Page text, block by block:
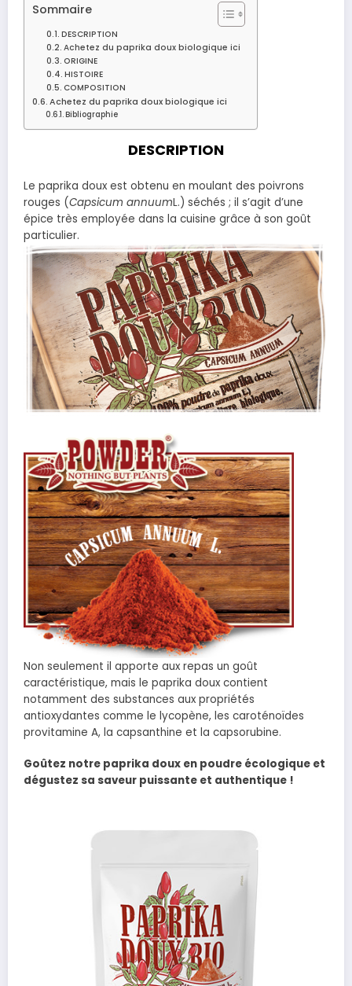
Sommaire
DESCRIPTION
Achetez du paprika doux biologique ici
ORIGINE
HISTOIRE
COMPOSITION
Achetez du paprika doux biologique ici
Bibliographie
DESCRIPTION
Le paprika doux est obtenu en moulant des poivrons
rouges (Capsicum annuumL.) séchés ; il s’agit d’une
épice très employée dans la cuisine grâce à son goût
particulier.
Non seulement il apporte aux repas un goût
caractéristique, mais le paprika doux contient
notamment des substances aux propriétés
antioxydantes comme le lycopène, les caroténoïdes
provitamine A, la capsanthine et la capsorubine.
Goûtez notre paprika doux en poudre écologique et
dégustez sa saveur puissante et authentique !